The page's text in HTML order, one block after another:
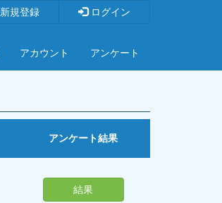
新規登録 ログイン
アカウント アンケート
アンケート結果
結果